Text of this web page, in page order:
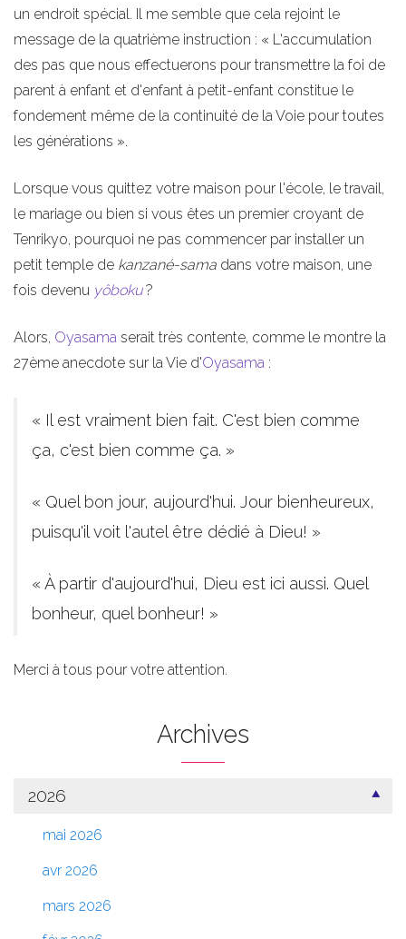
un endroit spécial. Il me semble que cela rejoint le
message de la quatrième instruction : « L'accumulation
des pas que nous effectuerons pour transmettre la foi de
parent à enfant et d'enfant à petit-enfant constitue le
fondement même de la continuité de la Voie pour toutes
les générations ».
Lorsque vous quittez votre maison pour l'école, le travail,
le mariage ou bien si vous êtes un premier croyant de
Tenrikyo, pourquoi ne pas commencer par installer un
petit temple de kanzané-sama dans votre maison, une
fois devenu yôboku?
Alors, Oyasama serait très contente, comme le montre la
27ème anecdote sur la Vie d'Oyasama :
« Il est vraiment bien fait. C'est bien comme
ça, c'est bien comme ça. »
« Quel bon jour, aujourd'hui. Jour bienheureux,
puisqu'il voit l'autel être dédié à Dieu! »
« À partir d'aujourd'hui, Dieu est ici aussi. Quel
bonheur, quel bonheur! »
Merci à tous pour votre attention.
Archives
2026
mai 2026
avr 2026
mars 2026